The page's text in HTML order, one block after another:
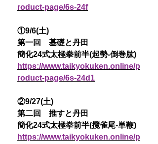
roduct-page/6s-24f
①9/6(土)
第一回 基礎と丹田
簡化24式太極拳前半(起勢-倒巻肱)
https://www.taikyokuken.online/p
roduct-page/6s-24d1
②9/27(土)
第二回 推すと丹田
簡化24式太極拳前半(攬雀尾-単鞭)
https://www.taikyokuken.online/p